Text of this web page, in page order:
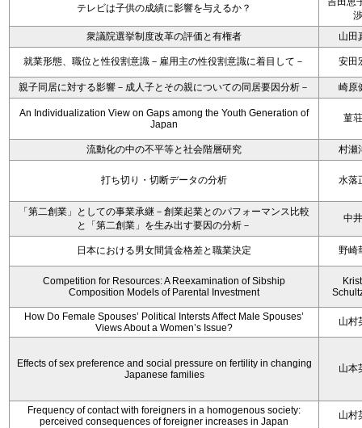
テレビは子供の成績に影響を与えるか？
渉
衆議院選挙制度改革の評価と有権者
山田
就業形態、職位と性役割意識－雇用主の性役割意識に着目して－ 安田
親子同居に対する影響－成人子とその親についての同居要因分析－ 崎原
An Individualization View on Gaps among the Youth Generation of
Japan
菫
流動化の中の不平等と社会階層研究 村瀬
打ち切り・切断データの分析 水落
「第二創業」としての事業承継－創業起業とのパフォーマンス比較
と「第二創業」を生み出す要因の分析－
中
日本における男女間賃金格差と職業決定 野崎
Competition for Resources: A Reexamination of Sibship
Composition Models of Parental Investment
How Do Female Spouses’ Political Intersts Affect Male Spouses’
Views About a Women’s Issue?
山村
Effects of sex preference and social pressure on fertility in changing
Japanese families
山本
Frequency of contact with foreigners in a homogenous society:
perceived consequences of foreigner increases in Japan
山村